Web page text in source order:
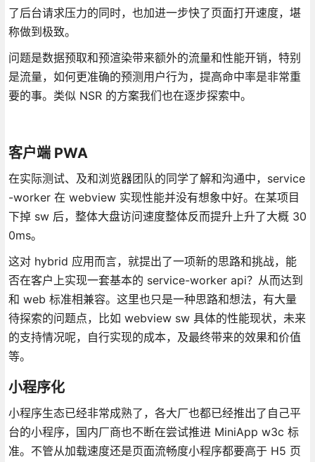
了后台请求压力的同时，也加进一步快了页面打开速度，堪
称做到极致。
问题是数据预取和预渲染带来额外的流量和性能开销，特别
是流量，如何更准确的预测用户行为，提高命中率是非常重
要的事。类似 NSR 的方案我们也在逐步探索中。
客户端 PWA
在实际测试、及和浏览器团队的同学了解和沟通中，service
-worker 在 webview 实现性能并没有想象中好。在某项目
下掉 sw 后，整体大盘访问速度整体反而提升上升了大概 30
0ms。
这对 hybrid 应用而言，就提出了一项新的思路和挑战，能
否在客户上实现一套基本的 service-worker api？从而达到
和 web 标准相兼容。这里也只是一种思路和想法，有大量
待探索的问题点，比如 webview sw 具体的性能现状，未来
的支持情况呢，自行实现的成本，及最终带来的效果和价值
等。
小程序化
小程序生态已经非常成熟了，各大厂也都已经推出了自己平
台的小程序，国内厂商也不断在尝试推进 MiniApp w3c 标
准。不管从加载速度还是页面流畅度小程序都要高于 H5 页